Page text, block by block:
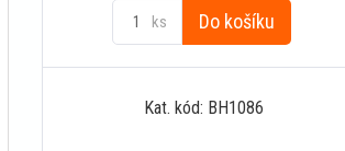
ks Do košíku
Kat. kód: BH1086